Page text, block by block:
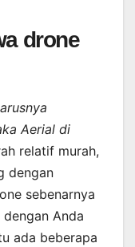
drone
Aerial di
relatif murah,
dengan
sebenarnya
Anda
ada beberapa